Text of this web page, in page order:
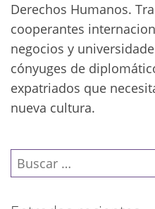
Derechos Humanos.
cooperantes
negocios y
cónyuges de
expatriados que
nueva cultura.
Buscar: